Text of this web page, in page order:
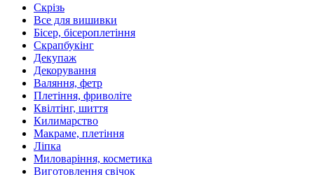
Скрізь
Все для вишивки
Бісер, бісероплетіння
Скрапбукінг
Декупаж
Декорування
Валяння, фетр
Плетіння, фриволіте
Квілтінг, шиття
Килимарство
Макраме, плетіння
Ліпка
Миловаріння, косметика
Виготовлення свічок